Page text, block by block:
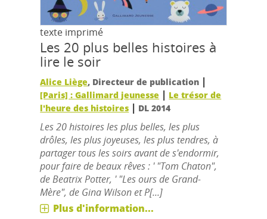
texte imprimé
Les 20 plus belles histoires à
lire le soir
Alice Liège, Directeur de publication |
[Paris] : Gallimard jeunesse | Le trésor de
l'heure des histoires | DL 2014
Les 20 histoires les plus belles, les plus
drôles, les plus joyeuses, les plus tendres, à
partager tous les soirs avant de s'endormir,
pour faire de beaux rêves : ' "Tom Chaton",
de Beatrix Potter, ' "Les ours de Grand-
Mère", de Gina Wilson et P[...]
Plus d'information...